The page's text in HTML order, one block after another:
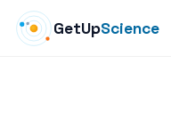
GetUpScience